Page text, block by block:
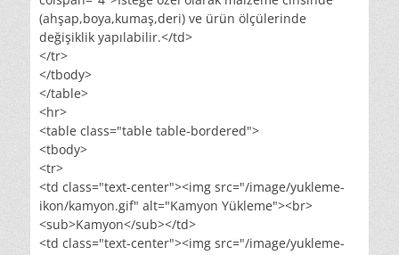
(ahşap,boya,kumaş,deri) ve ürün ölçülerinde
değişiklik yapılabilir.</td>
</tr>
</tbody>
</table>
<hr>
<table class="table table-bordered">
<tbody>
<tr>
<td class="text-center"><img src="/image/yukleme-
ikon/kamyon.gif" alt="Kamyon Yükleme"><br>
<sub>Kamyon</sub></td>
<td class="text-center"><img src="/image/yukleme-